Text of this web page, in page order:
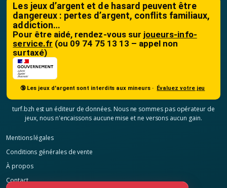
Les jeux d’argent et de hasard peuvent être
dangereux : pertes d’argent, conflits familiaux,
addiction…
Pour être aidé, rendez-vous sur joueurs-info-
service.fr (ou 09 74 75 13 13 – appel non
surtaxé)
🔞 Les jeux d'argent sont interdits aux mineurs · Évaluez votre jeu
turf.bzh est un éditeur de données. Nous ne sommes pas opérateur de
jeux, nous n'encaissons aucune mise et ne versons aucun gain.
Mentions légales
Conditions générales de vente
À propos
Contact